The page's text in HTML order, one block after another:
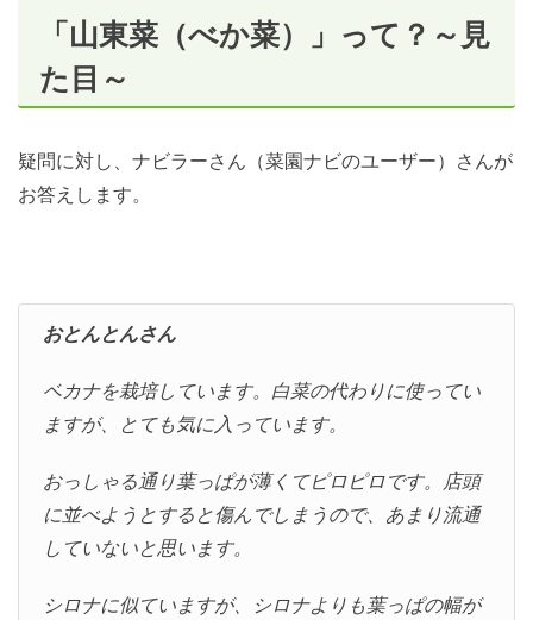
「山東菜（べか菜）」って？～見
た目～
疑問に対し、ナビラーさん（菜園ナビのユーザー）さんが
お答えします。
おとんとんさん
ベカナを栽培しています。白菜の代わりに使ってい
ますが、とても気に入っています。
おっしゃる通り葉っぱが薄くてピロピロです。店頭
に並べようとすると傷んでしまうので、あまり流通
していないと思います。
シロナに似ていますが、シロナよりも葉っぱの幅が